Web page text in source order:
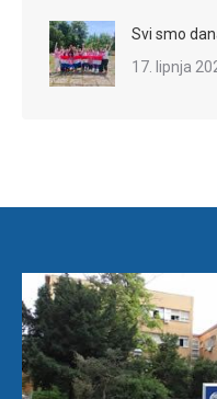
Svi smo
17. lipnja